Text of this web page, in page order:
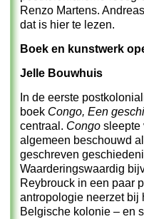
Renzo Martens.
dat is hier te lezen.
Boek en kunstwerk
Jelle Bouwhuis
In de eerste
boek Congo, Een
centraal. Congo sleepte
algemeen beschouwd
geschreven
Waarderingswaardig
Reybrouck in een paar
antropologie neerzet bij
Belgische kolonie – en